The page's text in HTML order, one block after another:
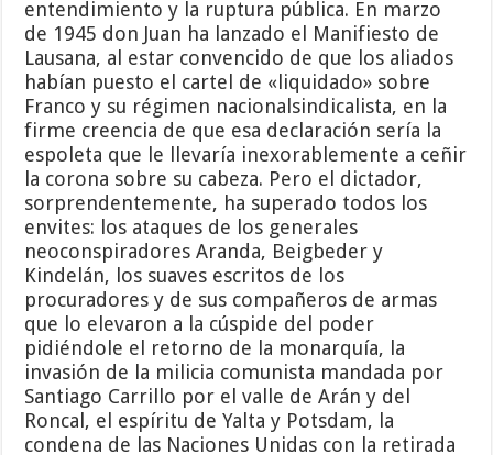
entendimiento y la ruptura pública. En marzo
de 1945 don Juan ha lanzado el Manifiesto de
Lausana, al estar convencido de que los aliados
habían puesto el cartel de «liquidado» sobre
Franco y su régimen nacionalsindicalista, en la
firme creencia de que esa declaración sería la
espoleta que le llevaría inexorablemente a ceñir
la corona sobre su cabeza. Pero el dictador,
sorprendentemente, ha superado todos los
envites: los ataques de los generales
neoconspiradores Aranda, Beigbeder y
Kindelán, los suaves escritos de los
procuradores y de sus compañeros de armas
que lo elevaron a la cúspide del poder
pidiéndole el retorno de la monarquía, la
invasión de la milicia comunista mandada por
Santiago Carrillo por el valle de Arán y del
Roncal, el espíritu de Yalta y Potsdam, la
condena de las Naciones Unidas con la retirada